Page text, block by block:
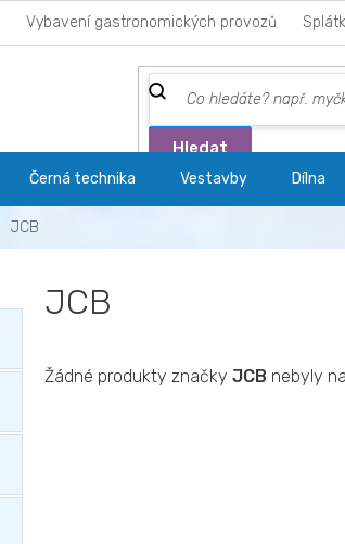
Vybavení gastronomických provozů
Hledat
Černá technika Vestavby Dílna
JCB
JCB
Žádné produkty značky JCB nebyly